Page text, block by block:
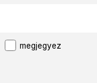
megjegyez